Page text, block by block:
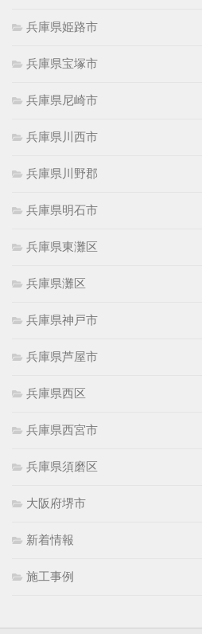
兵庫県姫路市
兵庫県宝塚市
兵庫県尼崎市
兵庫県川西市
兵庫県川野郡
兵庫県明石市
兵庫県東灘区
兵庫県灘区
兵庫県神戸市
兵庫県芦屋市
兵庫県西区
兵庫県西宮市
兵庫県須磨区
大阪府堺市
新着情報
施工事例